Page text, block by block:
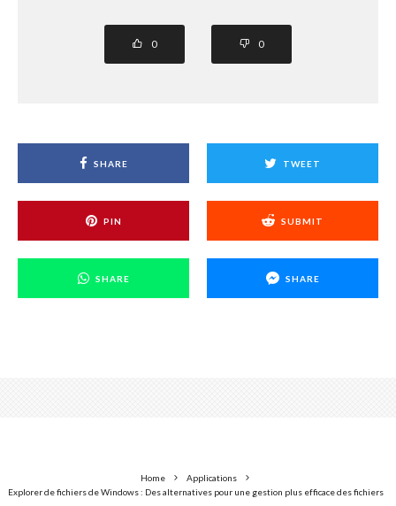
0 0
SHARE TWEET
PIN SUBMIT
SHARE SHARE
Home
Applications
Explorer de fichiers de Windows : Des alternatives pour une gestion plus efficace des fichiers